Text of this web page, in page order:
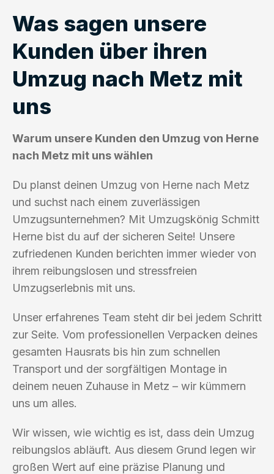
Was sagen unsere
Kunden über ihren
Umzug nach Metz mit
uns
Warum unsere Kunden den Umzug von Herne
nach Metz mit uns wählen
Du planst deinen Umzug von Herne nach Metz
und suchst nach einem zuverlässigen
Umzugsunternehmen? Mit Umzugskönig Schmitt
Herne bist du auf der sicheren Seite! Unsere
zufriedenen Kunden berichten immer wieder von
ihrem reibungslosen und stressfreien
Umzugserlebnis mit uns.
Unser erfahrenes Team steht dir bei jedem Schritt
zur Seite. Vom professionellen Verpacken deines
gesamten Hausrats bis hin zum schnellen
Transport und der sorgfältigen Montage in
deinem neuen Zuhause in Metz – wir kümmern
uns um alles.
Wir wissen, wie wichtig es ist, dass dein Umzug
reibungslos abläuft. Aus diesem Grund legen wir
großen Wert auf eine präzise Planung und